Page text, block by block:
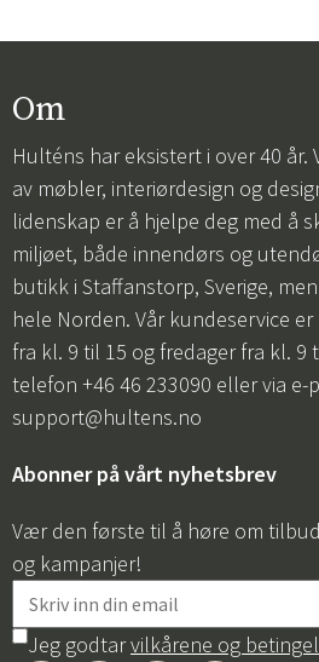
Om
Hulténs har eksistert i over 40
av møbler, interiørdesign og
lidenskap er å hjelpe deg med å
miljøet, både innendørs og
butikk i Staffanstorp, Sverige,
hele Norden. Vår kundeservice
fra kl. 9 til 15 og fredager fra kl. 9
telefon +46 46 233090 eller via e-
support@hultens.no
Abonner på vårt nyhetsbrev
Vær den første til å høre om
og kampanjer!
Jeg godtarvilkårene og